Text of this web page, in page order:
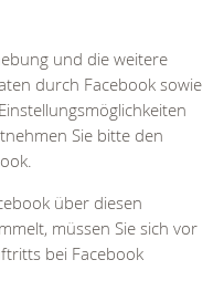
und die weitere
durch Facebook sowie
Sie bitte den
über diesen
müssen Sie sich vor
bei Facebook